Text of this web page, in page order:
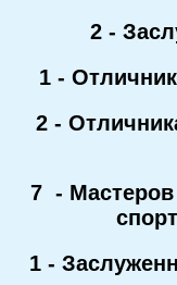
2 -
1 -
2 -
7 -
1 -